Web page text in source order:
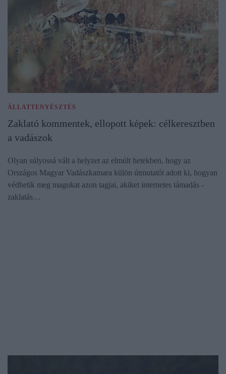
ÁLLATTENYÉSZTÉS
Zaklató kommentek, ellopott képek: célkeresztben
a vadászok
Olyan súlyossá vált a helyzet az elmúlt hetekben, hogy az
Országos Magyar Vadászkamara külön útmutatót adott ki, hogyan
védhetik meg magukat azon tagjai, akiket internetes támadás -
zaklatás…